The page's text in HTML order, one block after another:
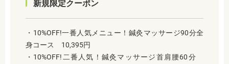
新規限定クーポン
・10%OFF!一番人気メニュー！鍼灸マッサージ90分全
身コース 10,395円
・10%OFF!二番人気！鍼灸マッサージ首肩腰60分